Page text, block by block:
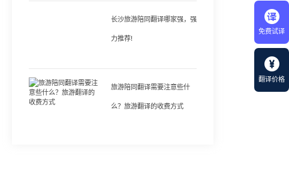
免费试译
翻译价格
长沙旅游陪同翻译哪家强，强
力推荐!
旅游陪同翻译需要注意些什
么？旅游翻译的收费方式